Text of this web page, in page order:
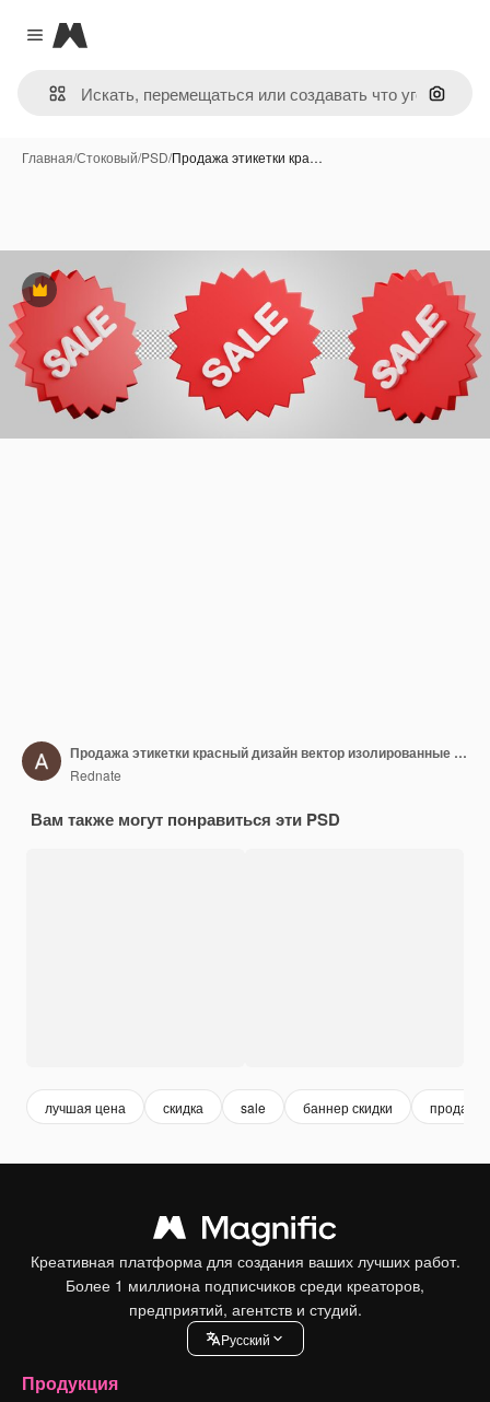
Close menu
Magnific
Поиск
Главная/Стоковый/PSD/Продажа этикетки кра…
Премиум
Продажа этикетки красный дизайн вектор изолированные прозрачный фон для коммерции бизнеса 3d визуализации
Rednate
Вам также могут понравиться эти PSD
лучшая цена скидка sale баннер скидки продажа
Креативная платформа для создания ваших лучших работ.
Более 1 миллиона подписчиков среди креаторов,
предприятий, агентств и студий.
Pусский
Продукция